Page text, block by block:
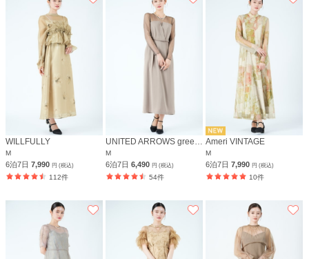
WILLFULLY
M
6泊7日 7,990 円 (税込)
112件
M
6泊7日6,490円 (税込)
54件
Ameri VINTAGE
M
6泊7日7,990円 (税込)
10件